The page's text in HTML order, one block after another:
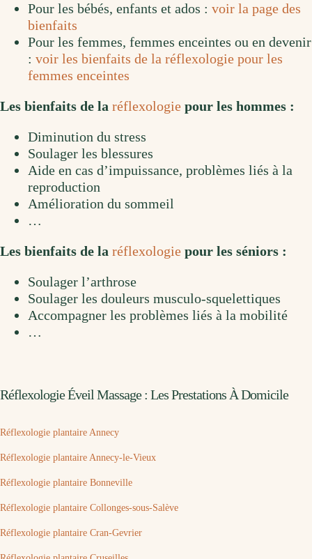
Pour les bébés, enfants et ados : voir la page des
bienfaits
Pour les femmes, femmes enceintes ou en devenir
: voir les bienfaits de la réflexologie pour les
femmes enceintes
Les bienfaits de la réflexologie pour les hommes :
Diminution du stress
Soulager les blessures
Aide en cas d’impuissance, problèmes liés à la
reproduction
Amélioration du sommeil
…
Les bienfaits de la réflexologie pour les séniors :
Soulager l’arthrose
Soulager les douleurs musculo-squelettiques
Accompagner les problèmes liés à la mobilité
…
Réflexologie Éveil Massage : Les Prestations À Domicile
Réflexologie plantaire Annecy
Réflexologie plantaire Annecy-le-Vieux
Réflexologie plantaire Bonneville
Réflexologie plantaire Collonges-sous-Salève
Réflexologie plantaire Cran-Gevrier